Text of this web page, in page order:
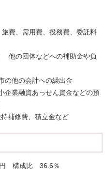
費、需用費、役務費、委託料
の団体などへの補助金や負
他の会計への繰出金
業融資あっせん資金などの預
補修費、積立金など
構成比 36.6％